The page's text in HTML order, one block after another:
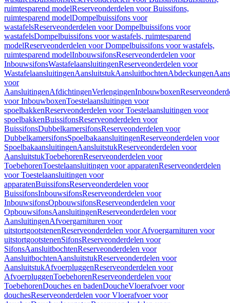
ruimtesparend modelReserveonderdelen voor Buissifons,
ruimtesparend modelDompelbuissifons voor
wastafelsReserveonderdelen voor Dompelbuissifons voor
wastafelsDompelbuissifons voor wastafels, ruimtesparend
modelReserveonderdelen voor Dompelbuissifons voor wastafels,
ruimtesparend modelInbouwsifonsReserveonderdelen voor
InbouwsifonsWastafelaansluitingenReserveonderdelen voor
WastafelaansluitingenAansluitstukAansluitbochtenAbdeckungen
voor
AansluitingenAfdichtingenVerlengingenInbouwboxen
voor InbouwboxenToestelaansluitingen voor
spoelbakkenReserveonderdelen voor Toestelaansluitingen voor
spoelbakkenBuissifonsReserveonderdelen voor
BuissifonsDubbelkamersifonsReserveonderdelen voor
DubbelkamersifonsSpoelbakaansluitingenReserveonderdelen voor
SpoelbakaansluitingenAansluitstukReserveonderdelen voor
AansluitstukToebehorenReserveonderdelen voor
ToebehorenToestelaansluitingen voor apparatenReserveonderdelen
voor Toestelaansluitingen voor
apparatenBuissifonsReserveonderdelen voor
BuissifonsInbouwsifonsReserveonderdelen voor
InbouwsifonsOpbouwsifonsReserveonderdelen voor
OpbouwsifonsAansluitingenReserveonderdelen voor
AansluitingenAfvoergarnituren voor
uitstortgootstenenReserveonderdelen voor Afvoergarnituren voor
uitstortgootstenenSifonsReserveonderdelen voor
SifonsAansluitbochtenReserveonderdelen voor
AansluitbochtenAansluitstukReserveonderdelen voor
AansluitstukAfvoerpluggenReserveonderdelen voor
AfvoerpluggenToebehorenReserveonderdelen voor
ToebehorenDouches en badenDoucheVloerafvoer voor
douchesReserveonderdelen voor Vloerafvoer voor